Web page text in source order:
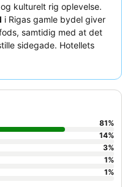
kulturelt rig oplevelse.
i Rigas gamle bydel giver
samtidig med at det
sidegade. Hotellets
giver en luksuriøs og
bredt udvalg og à la
ophold kan du overveje
for at få
81%
14%
3%
1%
1%